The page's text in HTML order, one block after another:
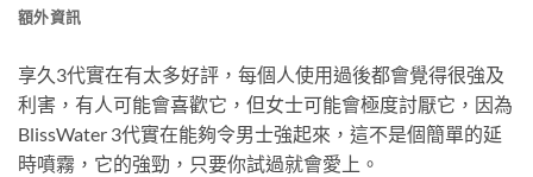
額外資訊
享久3代實在有太多好評，每個人使用過後都會覺得很強及
利害，有人可能會喜歡它，但女士可能會極度討厭它，因為
BlissWater 3代實在能夠令男士強起來，這不是個簡單的延
時噴霧，它的強勁，只要你試過就會愛上。